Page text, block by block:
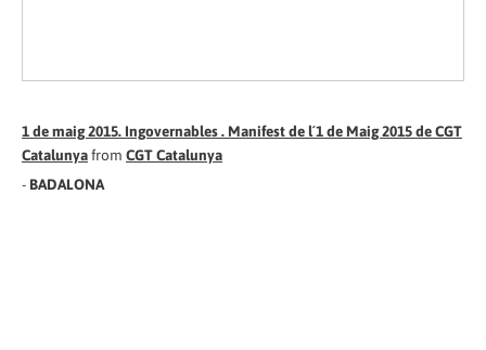
1 de maig 2015. Ingovernables . Manifest de l´1 de Maig 2015 de CGT
Catalunyafrom CGT Catalunya
- BADALONA